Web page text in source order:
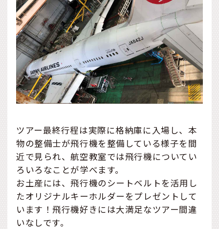
ツアー最終行程は実際に格納庫に入場し、本
物の整備士が飛行機を整備している様子を間
近で見られ、航空教室では飛行機についてい
ろいろなことが学べます。
お土産には、飛行機のシートベルトを活用し
たオリジナルキーホルダーをプレゼントして
います！飛行機好きには大満足なツアー間違
いなしです。